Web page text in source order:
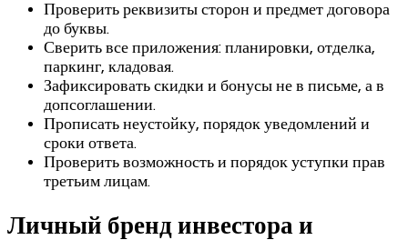
Проверить реквизиты сторон и предмет договора
до буквы.
Сверить все приложения: планировки, отделка,
паркинг, кладовая.
Зафиксировать скидки и бонусы не в письме, а в
допсоглашении.
Прописать неустойку, порядок уведомлений и
сроки ответа.
Проверить возможность и порядок уступки прав
третьим лицам.
Личный бренд инвестора и